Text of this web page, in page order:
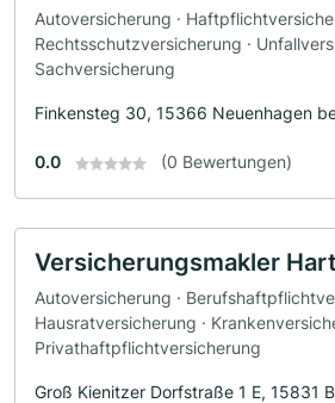
Autoversicherung ·
Rechtsschutzversicherung ·
Sachversicherung
Finkensteg 30, 15366 Neuenhagen
0.0 (0 Bewertungen)
Versicherungsmakler
Autoversicherung ·
Hausratversicherung ·
Privathaftpflichtversicherung
Groß Kienitzer Dorfstraße 1 E, 15831